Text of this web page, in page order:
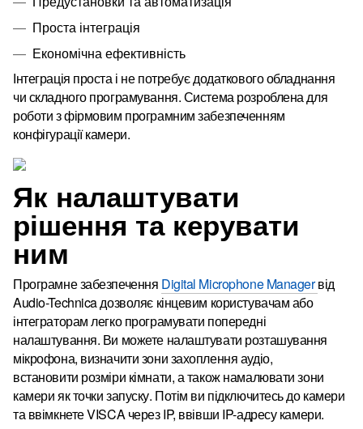
Проста інтеграція
Економічна ефективність
Інтеграція проста і не потребує додаткового обладнання
чи складного програмування.Система розроблена для
роботи з фірмовим програмним забезпеченням
конфігурації камери.
Як налаштувати
рішення та керувати
ним
Програмне забезпечення Digital Microphone Managerвід
Audio-Technica дозволяє кінцевим користувачам або
інтеграторам легко програмувати попередні
налаштування. Ви можете налаштувати розташування
мікрофона, визначити зони захоплення аудіо,
встановити розміри кімнати, а також намалювати зони
камери як точки запуску. Потім ви підключитесь до камери
та ввімкнете VISCA через IP, ввівши IP-адресу камери.